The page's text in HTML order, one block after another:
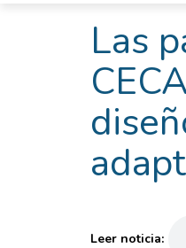
Las
Leer noticia: